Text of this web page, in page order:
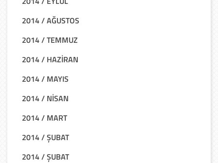
2014 / AĞUSTOS
2014 / TEMMUZ
2014 / HAZİRAN
2014 / MAYIS
2014 / NİSAN
2014 / MART
2014 / ŞUBAT
2014 / ŞUBAT